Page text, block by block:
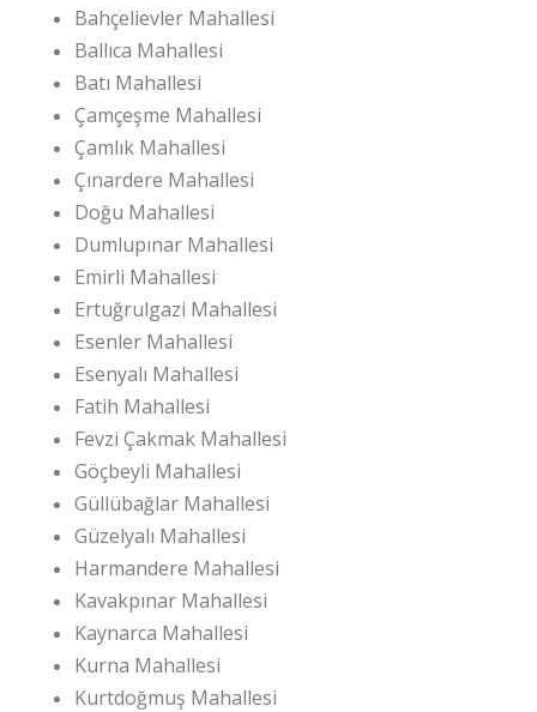
Bahçelievler Mahallesi
Ballıca Mahallesi
Batı Mahallesi
Çamçeşme Mahallesi
Çamlık Mahallesi
Çınardere Mahallesi
Doğu Mahallesi
Dumlupınar Mahallesi
Emirli Mahallesi
Ertuğrulgazi Mahallesi
Esenler Mahallesi
Esenyalı Mahallesi
Fatih Mahallesi
Fevzi Çakmak Mahallesi
Göçbeyli Mahallesi
Güllübağlar Mahallesi
Güzelyalı Mahallesi
Harmandere Mahallesi
Kavakpınar Mahallesi
Kaynarca Mahallesi
Kurna Mahallesi
Kurtdoğmuş Mahallesi